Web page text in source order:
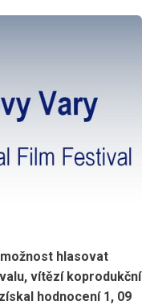
hlasovat
vítězí koprodukční
hodnocení 1, 09